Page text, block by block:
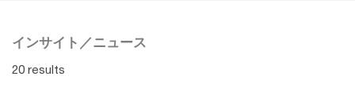
インサイト／ニュース
20 results